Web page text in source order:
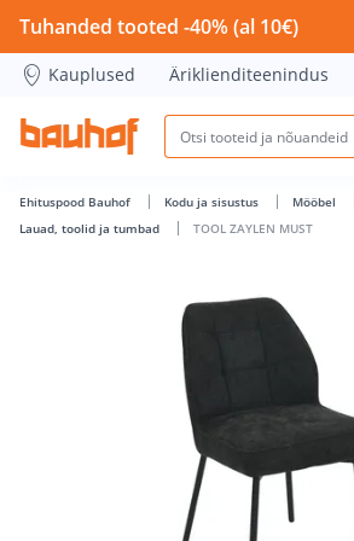
TOOL ZAYLEN MUST - Bauhof has loaded
Tuhanded tooted -40% (al 10€)
Kauplused Äriklienditeenindus
Ehituspood Bauhof Kodu ja sisustus
Mööbel
Lauad, toolid ja tumbad
TOOL ZAYLEN MUST